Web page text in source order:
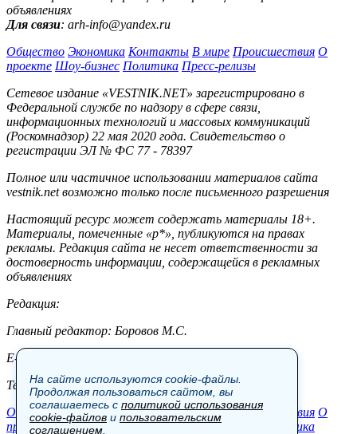
объявлениях
Для связи: arh-info@yandex.ru
Общество Экономика Контакты В мире Происшествия О
проекте Шоу-бизнес Политика Пресс-релизы
Сетевое издание «VESTNIK.NET» зарегистрировано в
Федеральной службе по надзору в сфере связи,
информационных технологий и массовых коммуникаций
(Роскомнадзор) 22 мая 2020 года. Свидетельство о
регистрации ЭЛ № ФС 77 - 78397
Полное или частичное использовании материалов сайта
vestnik.net возможно только после письменного разрешения
Настоящий ресурс может содержать материалы 18+.
Материалы, помеченные «р*», публикуются на правах
рекламы. Редакция сайта не несет ответственности за
достоверность информации, содержащейся в рекламных
объявлениях
Редакция:
Главный редактор: Боровов М.С.
E-mail: site@vestnik.net, reb.msk@yandex.ru
Тел.: +7 (921) 720-00-97
Общество Экономика Контакты В мире Происшествия О
проекте Шоу-бизнес Политика Пресс-релизы Политика
На сайте используются cookie-файлы.
Продолжая пользоваться сайтом, вы
соглашаетесь с политикой использования
cookie-файлов и пользовательским
соглашением